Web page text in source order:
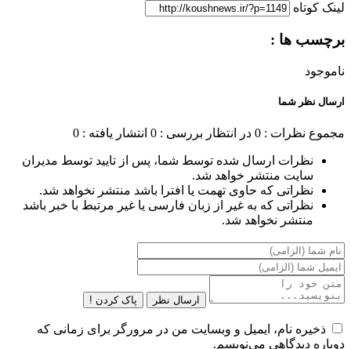
لینک کوتاه
برچسب ها :
ناموجود
ارسال نظر شما
مجموع نظرات : 0 در انتظار بررسی : 0 انتشار یافته : 0
نظرات ارسال شده توسط شما، پس از تایید توسط مدیران
سایت منتشر خواهد شد.
نظراتی که حاوی تهمت یا افترا باشد منتشر نخواهد شد.
نظراتی که به غیر از زبان فارسی یا غیر مرتبط با خبر باشد
منتشر نخواهد شد.
ارسال نظر پاک کردن !
ذخیره نام، ایمیل و وبسایت من در مرورگر برای زمانی که
دوباره دیدگاهی می‌نویسم.